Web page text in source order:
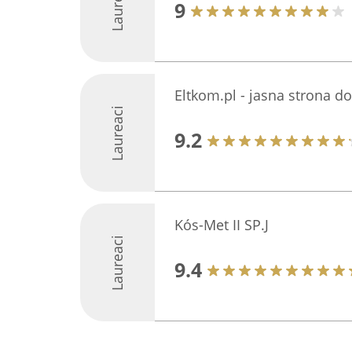
9
Laureaci
Eltkom.pl - jasna strona
9.2
Laureaci
Kós-Met II SP.J
9.4